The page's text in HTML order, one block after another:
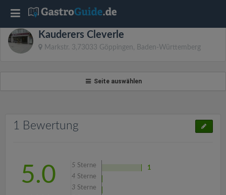
Kauderers Cleverle
Markstr. 3,73033 Göppingen, Baden-Württemberg
Seite auswählen
1 Bewertung
5.0 5 Sterne
1
4 Sterne
3 Sterne
T
o
n